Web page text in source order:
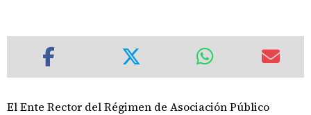
El Ente Rector del Régimen de Asociación Público